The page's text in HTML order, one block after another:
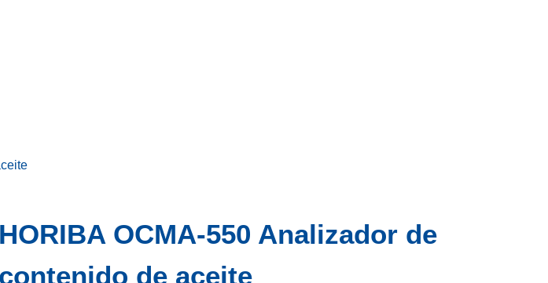
HORIBA OCMA-550 Analizador de
contenido de aceite